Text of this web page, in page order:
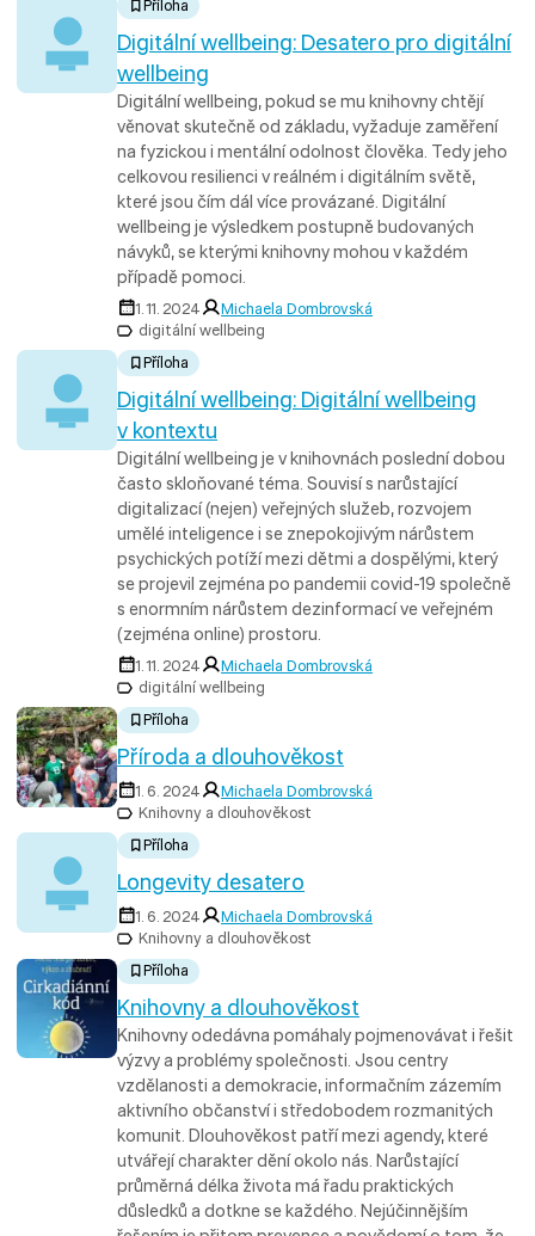
Příloha
Digitální wellbeing: Desatero pro digitální
wellbeing
Digitální wellbeing, pokud se mu knihovny chtějí
věnovat skutečně od základu, vyžaduje zaměření
na fyzickou i mentální odolnost člověka. Tedy jeho
celkovou resilienci v reálném i digitálním světě,
které jsou čím dál více provázané. Digitální
wellbeing je výsledkem postupně budovaných
návyků, se kterými knihovny mohou v každém
případě pomoci.
1. 11. 2024
Michaela Dombrovská
digitální wellbeing
Příloha
Digitální wellbeing: Digitální wellbeing
v kontextu
Digitální wellbeing je v knihovnách poslední dobou
často skloňované téma. Souvisí s narůstající
digitalizací (nejen) veřejných služeb, rozvojem
umělé inteligence i se znepokojivým nárůstem
psychických potíží mezi dětmi a dospělými, který
se projevil zejména po pandemii covid-19 společně
s enormním nárůstem dezinformací ve veřejném
(zejména online) prostoru.
1. 11. 2024
Michaela Dombrovská
digitální wellbeing
Příloha
Příroda a dlouhověkost
1. 6. 2024
Michaela Dombrovská
Knihovny a dlouhověkost
Příloha
Longevity desatero
1. 6. 2024
Michaela Dombrovská
Knihovny a dlouhověkost
Příloha
Knihovny a dlouhověkost
Knihovny odedávna pomáhaly pojmenovávat i řešit
výzvy a problémy společnosti. Jsou centry
vzdělanosti a demokracie, informačním zázemím
aktivního občanství i středobodem rozmanitých
komunit. Dlouhověkost patří mezi agendy, které
utvářejí charakter dění okolo nás. Narůstající
průměrná délka života má řadu praktických
důsledků a dotkne se každého. Nejúčinnějším